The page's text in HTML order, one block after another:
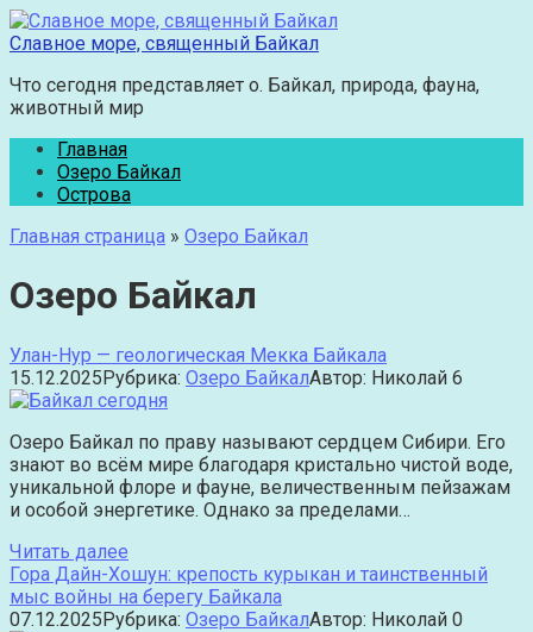
Перейти
к
Славное море, священный Байкал
Что сегодня представляет о. Байкал, природа, фауна,
животный мир
Главная
Озеро Байкал
Острова
Главная страница » Озеро Байкал
Озеро Байкал
Улан-Нур — геологическая Мекка Байкала
15.12.2025Рубрика: Озеро БайкалАвтор: Николай 6
Озеро Байкал по праву называют сердцем Сибири. Его
знают во всём мире благодаря кристально чистой воде,
уникальной флоре и фауне, величественным пейзажам
и особой энергетике. Однако за пределами…
Читать далее
Гора Дайн-Хошун: крепость курыкан и таинственный
мыс войны на берегу Байкала
07.12.2025Рубрика: Озеро БайкалАвтор: Николай 0